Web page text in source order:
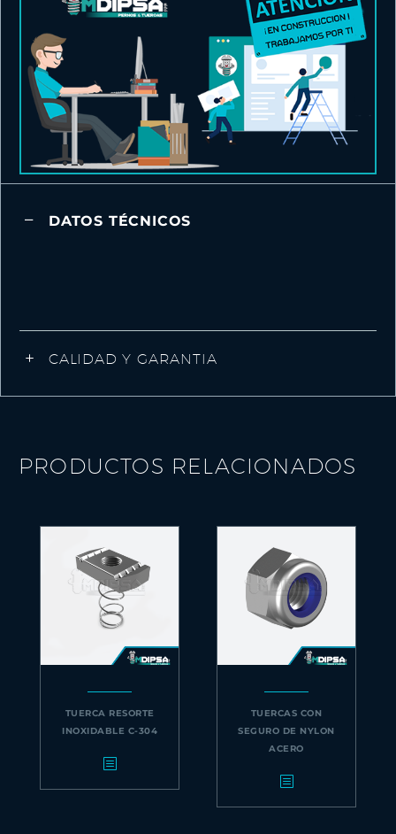
DATOS TÉCNICOS
CALIDAD Y GARANTIA
PRODUCTOS RELACIONADOS
TUERCA RESORTE
INOXIDABLE C-304
TUERCAS CON
SEGURO DE NYLON
ACERO